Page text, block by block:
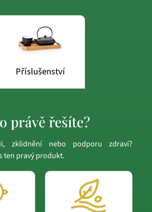
Příslušenství
právě řešíte?
zklidnění nebo podporu zdraví?
ten pravý produkt.